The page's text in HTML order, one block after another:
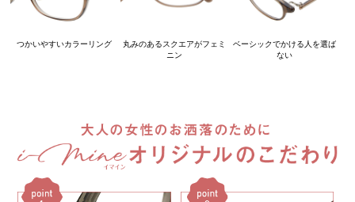
つかいやすいカラーリング
丸みのあるスクエアがフェミ
ニン
ベーシックでかける人を選ば
ない